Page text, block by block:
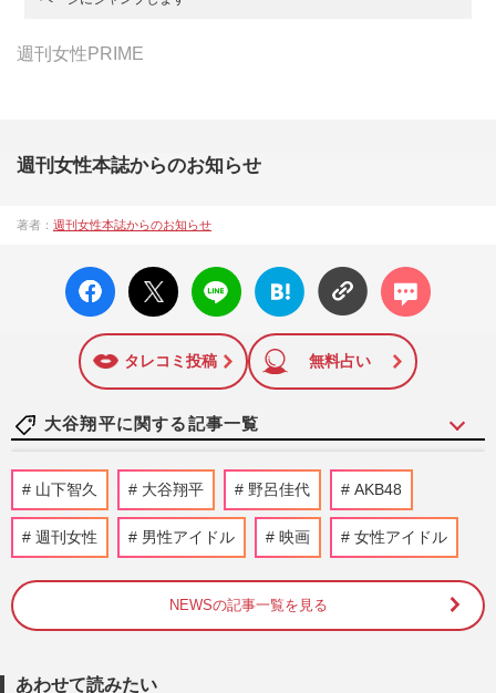
週刊女性PRIME
週刊女性本誌からのお知らせ
著者： 週刊女性本誌からのお知らせ
facebo
ok い
X ポス
ト
LINE
はてな
ブック
に追加
コメン
ト
タレコミ投稿 無料占い
大谷翔平に関する記事一覧
大谷翔平が異例の“ホームランボール回
収”、妻・真美子さんと球場デビューの息
子の記念か、家族愛と子煩悩…
週刊女性PRIME 4時間前
「大谷翔平の生活に合わせ…」水原一平受
刑者、事件直前の音声公開で発覚した“衝
週刊女性PRIME
山下智久 大谷翔平 野呂佳代 AKB48
週刊女性 男性アイドル 映画 女性アイドル
NEWSの記事一覧を見る
あわせて読みたい